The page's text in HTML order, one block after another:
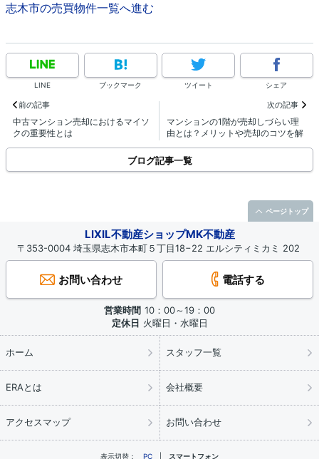
志木市の売買物件一覧へ進む
LINE ブックマーク ツイート シェア
前の記事
中古マンション売却におけるマイソ
クの重要性とは
次の記事
マンションの1階が売却しづらい理
由とは？メリットや売却のコツを解
ブログ記事一覧
LIXIL不動産ショップMK不動産
〒353-0004 埼玉県志木市本町５丁目18−22 エルシティミカミ 202
お問い合わせ 電話する
営業時間 10：00～19：00
定休日 火曜日・水曜日
ホーム スタッフ一覧
ERAとは 会社概要
アクセスマップ お問い合わせ
表示切替： PC スマートフォン
ページトップ